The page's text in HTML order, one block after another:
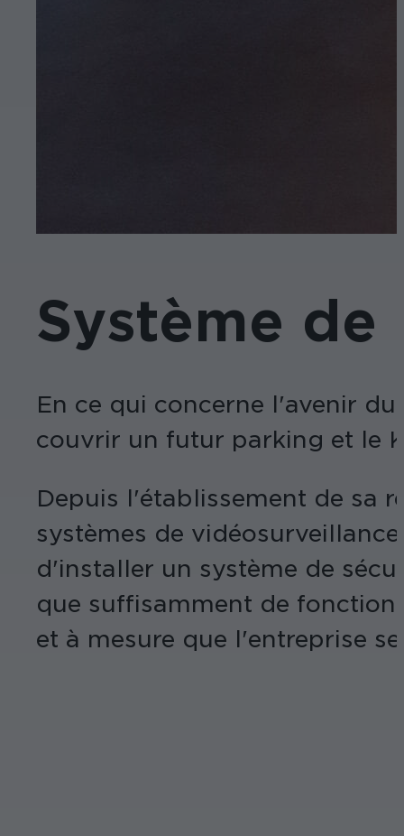
Système
En ce qui concerne l'avenir
couvrir un futur parking et le
Depuis l'établissement de sa
systèmes de
d'installer un système de
que suffisamment de
et à mesure que l'entreprise